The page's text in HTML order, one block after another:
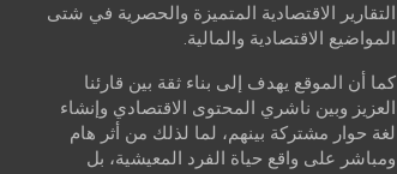
التقارير الاقتصادية المتميزة والحصرية في شتى
المواضيع الاقتصادية والمالية.
كما أن الموقع يهدف إلى بناء ثقة بين قارئنا
العزيز وبين ناشري المحتوى الاقتصادي وإنشاء
لغة حوار مشتركة بينهم، لما لذلك من أثر هام
ومباشر على واقع حياة الفرد المعيشية، بل